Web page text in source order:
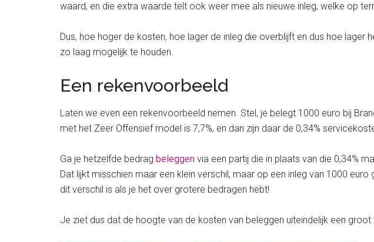
waard, en die extra waarde telt ook weer mee als nieuwe inleg, welke op
Dus, hoe hoger de kosten, hoe lager de inleg die overblijft en dus hoe
zo laag mogelijk te houden.
Een rekenvoorbeeld
Laten we even een rekenvoorbeeld nemen. Stel, je belegt 1000 euro bij
met het Zeer Offensief model is 7,7%, en dan zijn daar de 0,34%
Ga je hetzelfde bedrag beleggen via een partij die in plaats van die 0,34%
Dat lijkt misschien maar een klein verschil, maar op een inleg van 1000
dit verschil is als je het over grotere bedragen hebt!
Je ziet dus dat de hoogte van de kosten van beleggen uiteindelijk een